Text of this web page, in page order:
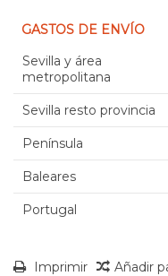
GASTOS DE ENVÍO
Sevilla y área
metropolitana
Sevilla resto provincia
Península
Baleares
Portugal
Imprimir
Añadir